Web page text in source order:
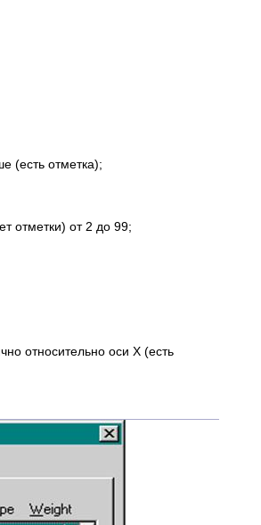
(есть отметка);
отметки) от 2 до 99;
относительно оси Х (есть